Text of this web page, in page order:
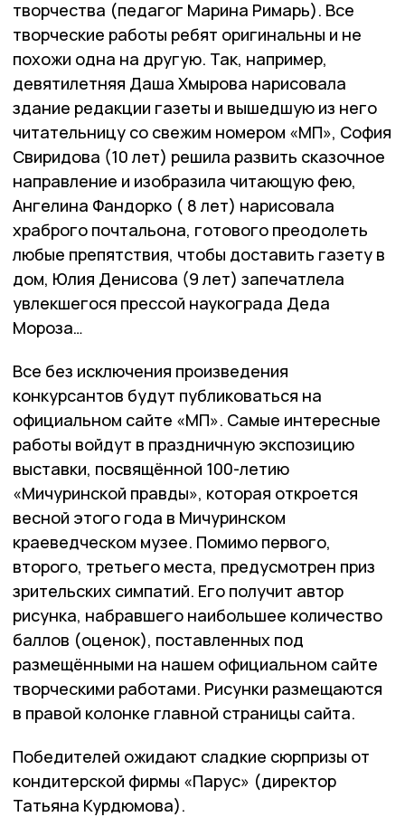
творчества (педагог Марина Римарь). Все
творческие работы ребят оригинальны и не
похожи одна на другую. Так, например,
девятилетняя Даша Хмырова нарисовала
здание редакции газеты и вышедшую из него
читательницу со свежим номером «МП», София
Свиридова (10 лет) решила развить сказочное
направление и изобразила читающую фею,
Ангелина Фандорко ( 8 лет) нарисовала
храброго почтальона, готового преодолеть
любые препятствия, чтобы доставить газету в
дом, Юлия Денисова (9 лет) запечатлела
увлекшегося прессой наукограда Деда
Мороза…
Все без исключения произведения
конкурсантов будут публиковаться на
официальном сайте «МП». Самые интересные
работы войдут в праздничную экспозицию
выставки, посвящённой 100-летию
«Мичуринской правды», которая откроется
весной этого года в Мичуринском
краеведческом музее. Помимо первого,
второго, третьего места, предусмотрен приз
зрительских симпатий. Его получит автор
рисунка, набравшего наибольшее количество
баллов (оценок), поставленных под
размещёнными на нашем официальном сайте
творческими работами. Рисунки размещаются
в правой колонке главной страницы сайта.
Победителей ожидают сладкие сюрпризы от
кондитерской фирмы «Парус» (директор
Татьяна Курдюмова).